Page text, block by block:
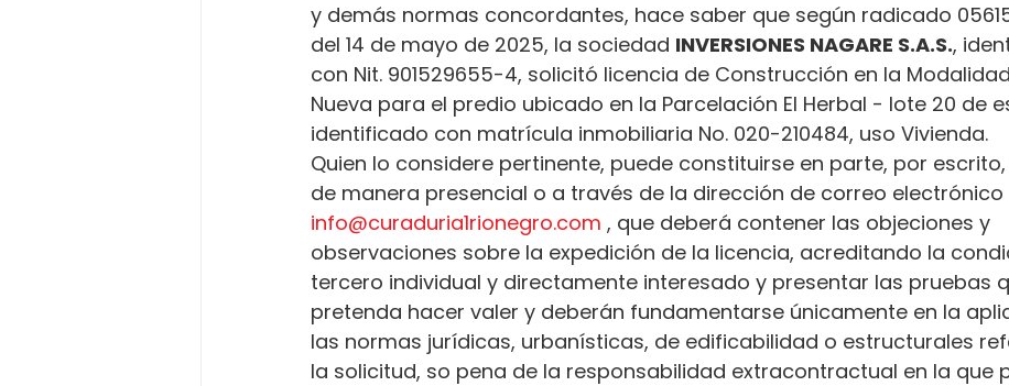
y demás normas concordantes, hace saber que según radicado
del 14 de mayo de 2025, la sociedad INVERSIONES NAGARE S.A.S.,
con Nit. 901529655-4, solicitó licencia de Construcción en la
Nueva para el predio ubicado en la Parcelación El Herbal - lote 20 de
identificado con matrícula inmobiliaria No. 020-210484, uso Vivienda.
Quien lo considere pertinente, puede constituirse en parte, por
de manera presencial o a través de la dirección de correo electrónico
info@curaduria1rionegro.com , que deberá contener las objeciones y
observaciones sobre la expedición de la licencia, acreditando la
tercero individual y directamente interesado y presentar las pruebas
pretenda hacer valer y deberán fundamentarse únicamente en la
las normas jurídicas, urbanísticas, de edificabilidad o estructurales
la solicitud, so pena de la responsabilidad extracontractual en la que